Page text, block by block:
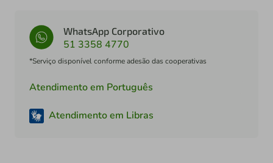
WhatsApp Corporativo
51 3358 4770
*Serviço disponível conforme adesão das cooperativas
Atendimento em Português
Atendimento em Libras